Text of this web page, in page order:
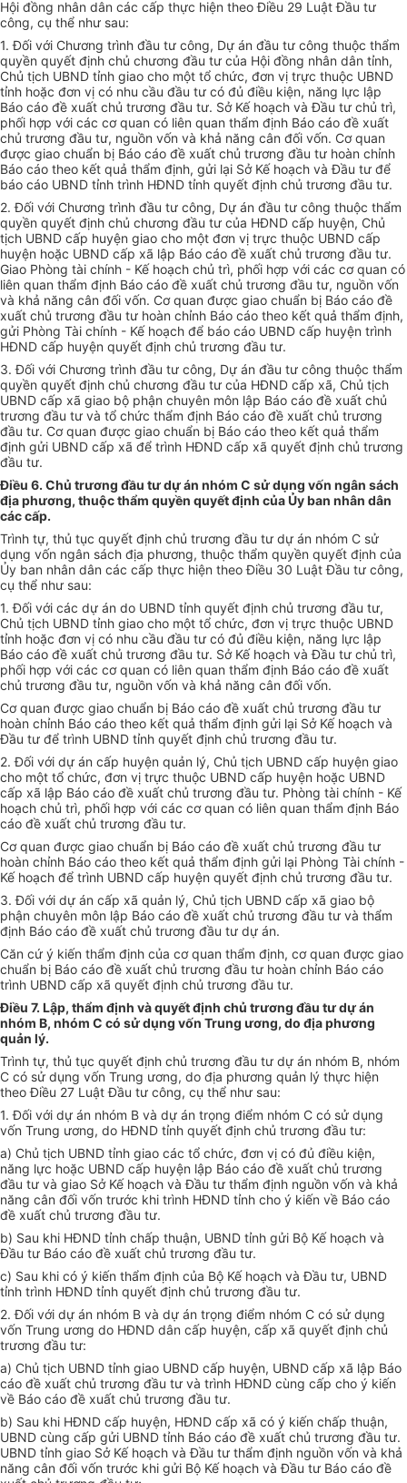
Hội đồng nhân dân các cấp thực hiện theo Điều 29 Luật Đầu tư
công, cụ thể như sau:
1. Đối với Chương trình đầu tư công, Dự án đầu tư công thuộc thẩm
quyền quyết định chủ chương đầu tư của Hội đồng nhân dân tỉnh,
Chủ tịch UBND tỉnh giao cho một tổ chức, đơn vị trực thuộc UBND
tỉnh hoặc đơn vị có nhu cầu đầu tư có đủ điều kiện, năng lực lập
Báo cáo đề xuất chủ trương đầu tư. Sở Kế hoạch và Đầu tư chủ trì,
phối hợp với các cơ quan có liên quan thẩm định Báo cáo đề xuất
chủ trương đầu tư, nguồn vốn và khả năng cân đối vốn. Cơ quan
được giao chuẩn bị Báo cáo đề xuất chủ trương đầu tư hoàn chỉnh
Báo cáo theo kết quả thẩm định, gửi lại Sở Kế hoạch và Đầu tư để
báo cáo UBND tỉnh trình HĐND tỉnh quyết định chủ trương đầu tư.
2. Đối với Chương trình đầu tư công, Dự án đầu tư công thuộc thẩm
quyền quyết định chủ chương đầu tư của HĐND cấp huyện, Chủ
tịch UBND cấp huyện giao cho một đơn vị trực thuộc UBND cấp
huyện hoặc UBND cấp xã lập Báo cáo đề xuất chủ trương đầu tư.
Giao Phòng tài chính - Kế hoạch chủ trì, phối hợp với các cơ quan có
liên quan thẩm định Báo cáo đề xuất chủ trương đầu tư, nguồn vốn
và khả năng cân đối vốn. Cơ quan được giao chuẩn bị Báo cáo đề
xuất chủ trương đầu tư hoàn chỉnh Báo cáo theo kết quả thẩm định,
gửi Phòng Tài chính - Kế hoạch để báo cáo UBND cấp huyện trình
HĐND cấp huyện quyết định chủ trương đầu tư.
3. Đối với Chương trình đầu tư công, Dự án đầu tư công thuộc thẩm
quyền quyết định chủ chương đầu tư của HĐND cấp xã, Chủ tịch
UBND cấp xã giao bộ phận chuyên môn lập Báo cáo đề xuất chủ
trương đầu tư và tổ chức thẩm định Báo cáo đề xuất chủ trương
đầu tư. Cơ quan được giao chuẩn bị Báo cáo theo kết quả thẩm
định gửi UBND cấp xã để trình HĐND cấp xã quyết định chủ trương
đầu tư.
Điều 6. Chủ trương đầu tư dự án nhóm C sử dụng vốn ngân sách
địa phương, thuộc thẩm quyền quyết định của Ủy ban nhân dân
các cấp.
Trình tự, thủ tục quyết định chủ trương đầu tư dự án nhóm C sử
dụng vốn ngân sách địa phương, thuộc thẩm quyền quyết định của
Ủy ban nhân dân các cấp thực hiện theo Điều 30 Luật Đầu tư công,
cụ thể như sau:
1. Đối với các dự án do UBND tỉnh quyết định chủ trương đầu tư,
Chủ tịch UBND tỉnh giao cho một tổ chức, đơn vị trực thuộc UBND
tỉnh hoặc đơn vị có nhu cầu đầu tư có đủ điều kiện, năng lực lập
Báo cáo đề xuất chủ trương đầu tư. Sở Kế hoạch và Đầu tư chủ trì,
phối hợp với các cơ quan có liên quan thẩm định Báo cáo đề xuất
chủ trương đầu tư, nguồn vốn và khả năng cân đối vốn.
Cơ quan được giao chuẩn bị Báo cáo đề xuất chủ trương đầu tư
hoàn chỉnh Báo cáo theo kết quả thẩm định gửi lại Sở Kế hoạch và
Đầu tư để trình UBND tỉnh quyết định chủ trương đầu tư.
2. Đối với dự án cấp huyện quản lý, Chủ tịch UBND cấp huyện giao
cho một tổ chức, đơn vị trực thuộc UBND cấp huyện hoặc UBND
cấp xã lập Báo cáo đề xuất chủ trương đầu tư. Phòng tài chính - Kế
hoạch chủ trì, phối hợp với các cơ quan có liên quan thẩm định Báo
cáo đề xuất chủ trương đầu tư.
Cơ quan được giao chuẩn bị Báo cáo đề xuất chủ trương đầu tư
hoàn chỉnh Báo cáo theo kết quả thẩm định gửi lại Phòng Tài chính -
Kế hoạch để trình UBND cấp huyện quyết định chủ trương đầu tư.
3. Đối với dự án cấp xã quản lý, Chủ tịch UBND cấp xã giao bộ
phận chuyên môn lập Báo cáo đề xuất chủ trương đầu tư và thẩm
định Báo cáo đề xuất chủ trương đầu tư dự án.
Căn cứ ý kiến thẩm định của cơ quan thẩm định, cơ quan được giao
chuẩn bị Báo cáo đề xuất chủ trương đầu tư hoàn chỉnh Báo cáo
trình UBND cấp xã quyết định chủ trương đầu tư.
Điều 7. Lập, thẩm định và quyết định chủ trương đầu tư dự án
nhóm B, nhóm C có sử dụng vốn Trung ương, do địa phương
quản lý.
Trình tự, thủ tục quyết định chủ trương đầu tư dự án nhóm B, nhóm
C có sử dụng vốn Trung ương, do địa phương quản lý thực hiện
theo Điều 27 Luật Đầu tư công, cụ thể như sau:
1. Đối với dự án nhóm B và dự án trọng điểm nhóm C có sử dụng
vốn Trung ương, do HĐND tỉnh quyết định chủ trương đầu tư:
a) Chủ tịch UBND tỉnh giao các tổ chức, đơn vị có đủ điều kiện,
năng lực hoặc UBND cấp huyện lập Báo cáo đề xuất chủ trương
đầu tư và giao Sở Kế hoạch và Đầu tư thẩm định nguồn vốn và khả
năng cân đối vốn trước khi trình HĐND tỉnh cho ý kiến về Báo cáo
đề xuất chủ trương đầu tư.
b) Sau khi HĐND tỉnh chấp thuận, UBND tỉnh gửi Bộ Kế hoạch và
Đầu tư Báo cáo đề xuất chủ trương đầu tư.
c) Sau khi có ý kiến thẩm định của Bộ Kế hoạch và Đầu tư, UBND
tỉnh trình HĐND tỉnh quyết định chủ trương đầu tư.
2. Đối với dự án nhóm B và dự án trọng điểm nhóm C có sử dụng
vốn Trung ương do HĐND dân cấp huyện, cấp xã quyết định chủ
trương đầu tư:
a) Chủ tịch UBND tỉnh giao UBND cấp huyện, UBND cấp xã lập Báo
cáo đề xuất chủ trương đầu tư và trình HĐND cùng cấp cho ý kiến
về Báo cáo đề xuất chủ trương đầu tư.
b) Sau khi HĐND cấp huyện, HĐND cấp xã có ý kiến chấp thuận,
UBND cùng cấp gửi UBND tỉnh Báo cáo đề xuất chủ trương đầu tư.
UBND tỉnh giao Sở Kế hoạch và Đầu tư thẩm định nguồn vốn và khả
năng cân đối vốn trước khi gửi Bộ Kế hoạch và Đầu tư Báo cáo đề